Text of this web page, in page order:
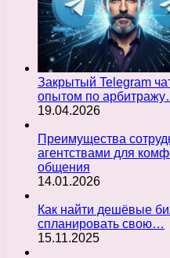
Закрытый Telegram
опытом по
19.04.2026
Преимущества
агентствами для
общения
14.01.2026
Как найти дешёвые
спланировать свою…
15.11.2025